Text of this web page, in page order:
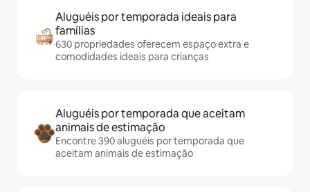
Aluguéis por temporada ideais para
famílias
630 propriedades oferecem espaço extra e
comodidades ideais para crianças
Aluguéis por temporada que aceitam
animais de estimação
Encontre 390 aluguéis por temporada que
aceitam animais de estimação